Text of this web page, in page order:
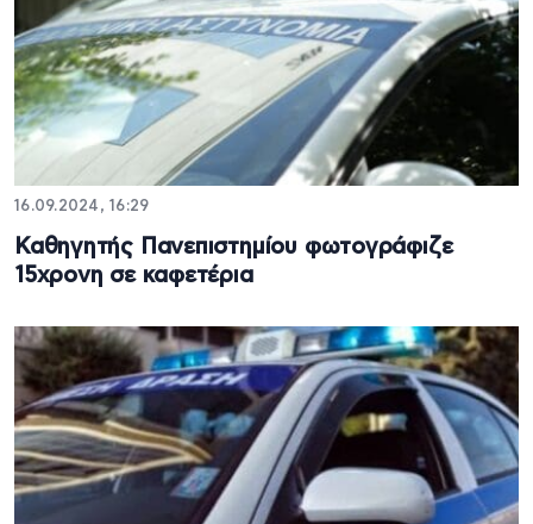
16.09.2024, 16:29
Καθηγητής Πανεπιστημίου φωτογράφιζε
15χρονη σε καφετέρια